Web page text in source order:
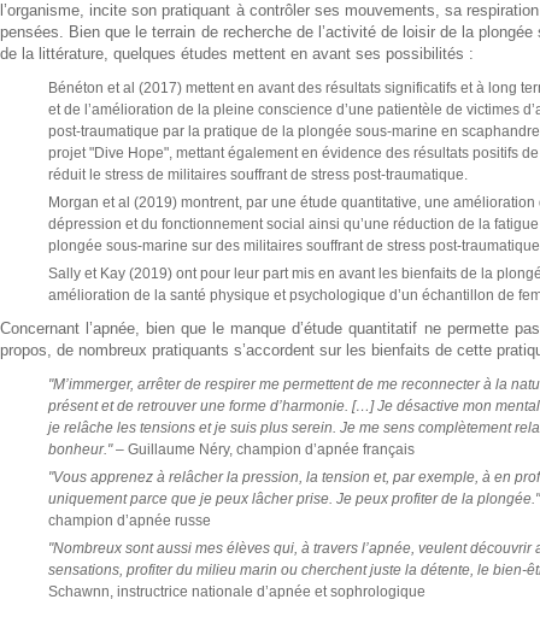
l’organisme, incite son pratiquant à contrôler ses mouvements, sa
pensées. Bien que le terrain de recherche de l’activité de loisir de la
de la littérature, quelques études mettent en avant ses possibilités :
Bénéton et al (2017) mettent en avant des résultats significatifs et à long
et de l’amélioration de la pleine conscience d’une patientèle de victimes
post-traumatique par la pratique de la plongée sous-marine en
projet "Dive Hope", mettant également en évidence des résultats positifs
réduit le stress de militaires souffrant de stress post-traumatique.
Morgan et al (2019) montrent, par une étude quantitative, une amélioration
dépression et du fonctionnement social ainsi qu’une réduction de la
plongée sous-marine sur des militaires souffrant de stress post-
Sally et Kay (2019) ont pour leur part mis en avant les bienfaits de la
amélioration de la santé physique et psychologique d’un échantillon de
Concernant l’apnée, bien que le manque d’étude quantitatif ne permette
propos, de nombreux pratiquants s’accordent sur les bienfaits de cette
"M’immerger, arrêter de respirer me permettent de me reconnecter à la
présent et de retrouver une forme d’harmonie. […] Je désactive mon
je relâche les tensions et je suis plus serein. Je me sens complètement
bonheur."– Guillaume Néry, champion d’apnée français
"Vous apprenez à relâcher la pression, la tension et, par exemple, à en
uniquement parce que je peux lâcher prise. Je peux profiter de la
champion d’apnée russe
"Nombreux sont aussi mes élèves qui, à travers l’apnée, veulent découvrir
sensations, profiter du milieu marin ou cherchent juste la détente, le bien-
Schawnn, instructrice nationale d’apnée et sophrologique